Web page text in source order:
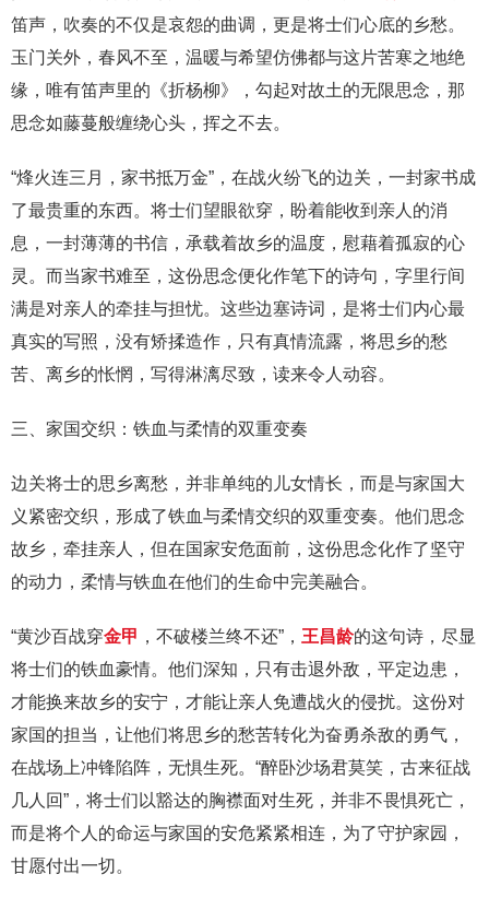
笛声，吹奏的不仅是哀怨的曲调，更是将士们心底的乡愁。
玉门关外，春风不至，温暖与希望仿佛都与这片苦寒之地绝
缘，唯有笛声里的《折杨柳》，勾起对故土的无限思念，那
思念如藤蔓般缠绕心头，挥之不去。
“烽火连三月，家书抵万金”，在战火纷飞的边关，一封家书成
了最贵重的东西。将士们望眼欲穿，盼着能收到亲人的消
息，一封薄薄的书信，承载着故乡的温度，慰藉着孤寂的心
灵。而当家书难至，这份思念便化作笔下的诗句，字里行间
满是对亲人的牵挂与担忧。这些边塞诗词，是将士们内心最
真实的写照，没有矫揉造作，只有真情流露，将思乡的愁
苦、离乡的怅惘，写得淋漓尽致，读来令人动容。
三、家国交织：铁血与柔情的双重变奏
边关将士的思乡离愁，并非单纯的儿女情长，而是与家国大
义紧密交织，形成了铁血与柔情交织的双重变奏。他们思念
故乡，牵挂亲人，但在国家安危面前，这份思念化作了坚守
的动力，柔情与铁血在他们的生命中完美融合。
“黄沙百战穿金甲 ，不破楼兰终不还”， 王昌龄的这句诗，尽显
将士们的铁血豪情。他们深知，只有击退外敌，平定边患，
才能换来故乡的安宁，才能让亲人免遭战火的侵扰。这份对
家国的担当，让他们将思乡的愁苦转化为奋勇杀敌的勇气，
在战场上冲锋陷阵，无惧生死。“醉卧沙场君莫笑，古来征战
几人回”，将士们以豁达的胸襟面对生死，并非不畏惧死亡，
而是将个人的命运与家国的安危紧紧相连，为了守护家园，
甘愿付出一切。